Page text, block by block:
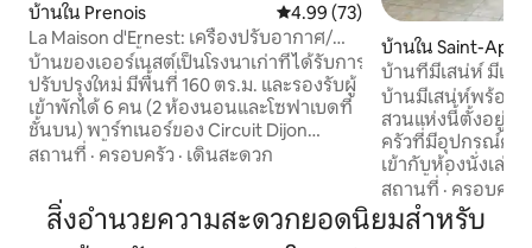
บ้านใน Prenois คะแนนเฉลี่ย 4.99 จาก 5, 73 รีวิว
4.99 (73)
La Maison d'Ernest: เครื่องปรับอากาศ/
ทัวร์/สระว่ายน้ำ
บ้านของเออร์เนสต์เป็นโรงนาเก่าที่ได้รับการ
ปรับปรุงใหม่ มีพื้นที่ 160 ตร.ม. และรองรับผู้
เข้าพักได้ 6 คน (2 ห้องนอนและโซฟาเบดที่
ชั้นบน) พาร์ทเนอร์ของ Circuit Dijon
Prenois ตั้งอยู่ห่างจาก Dijon 2 นาทีหรือ 20
การชาร์จแบตเตอรี่สำหรับครอบครัวหรือ
กลุ่มเพื่อน ทัวร์ปิดตั้งแต่เดือนพฤศจิกายน
ถึงมีนาคม N +1 ระเบียงพร้อมสระว่ายน้ำ
สถานที่ · ครอบครัว · เดินสะดวก
บ้านใน Saint-
บ้านที่มีเสน่ห์ มีเค
ปิด 5 นาทีจากดีฌง
บ้านมีเสน่ห์พร้อมเ
สวนแห่งนี้ตั้งอยู่ห่
ครัวที่มีอุปกรณ์ครบ
เข้ากับห้องนั่งเล่น
ห้องน้ำที่มี WC ห้องสุขาที่สองแยกต่างหาก
ห้องออกกำลังกาย
พร้อมเฟอร์นิเจอร์
สถานที่ · ครอบครัว
สิ่งอำนวยความสะดวกยอดนิยมสำหรับ